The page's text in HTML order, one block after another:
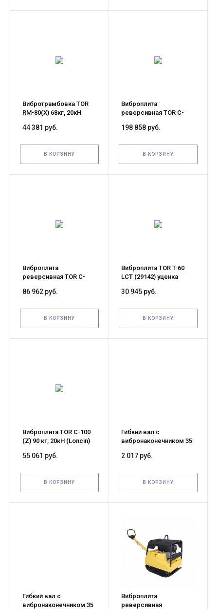
Вибротрамбовка TOR
RM-80(X) 68кг, 20кН
корпус
44 381 руб.
В КОРЗИНУ
Виброплита
реверсивная TOR C-
(Honda)
198 858 руб.
В КОРЗИНУ
Виброплита
реверсивная TOR C-
86 962 руб.
В КОРЗИНУ
Виброплита TOR T-60
LCT (29142) уценка
30 945 руб.
В КОРЗИНУ
Виброплита TOR C-100
(Z) 90 кг, 20кН (Loncin)
55 061 руб.
В КОРЗИНУ
Гибкий вал с
вибронаконечником 35
вибраторов ZТ
2 017 руб.
В КОРЗИНУ
Гибкий вал с
вибронаконечником 35
Виброплита
реверсивная